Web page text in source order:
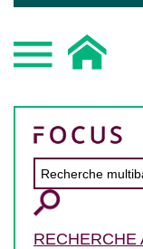
RECHERCHE